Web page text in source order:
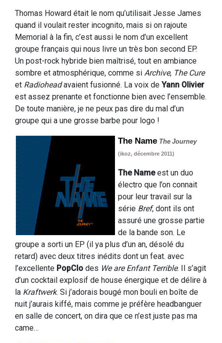
Thomas Howard était le nom qu’utilisait Jesse James
quand il voulait rester incognito, mais si on rajoute
Memorial à la fin, c’est aussi le nom d’un excellent
groupe français qui nous livre un très bon second EP.
Un post-rock hybride bien maîtrisé, tout en ambiance
sombre et atmosphérique, comme si Archive, The Cure
et Radioheadavaient fusionné. La voix de Yann Olivier
est assez prenante et fonctionne bien avec l’ensemble.
De toute manière, je ne peux pas dire du mal d’un
groupe qui a une grosse barbe pour logo !
The Name The Journey
(ikoz, décembre 2011)
The Nameest un duo
électro que l’on connait
pour leur travail sur la
série Bref, dont ils ont
assuré une grosse partie
de la bande son. Le
groupe a sorti un EP (il ya plus d’un an, désolé du
retard) avec deux titres inédits dont un feat. avec
l’excellente PopClo des We are Enfant Terrible. Il s’agit
d’un cocktail explosif de house énergique et de délire à
la Kraftwerk. Si j’adorais bougé mon bouli en boîte de
nuit j’aurais kiffé, mais comme je préfère headbanguer
en salle de concert, on dira que ce n’est juste pas ma
came…